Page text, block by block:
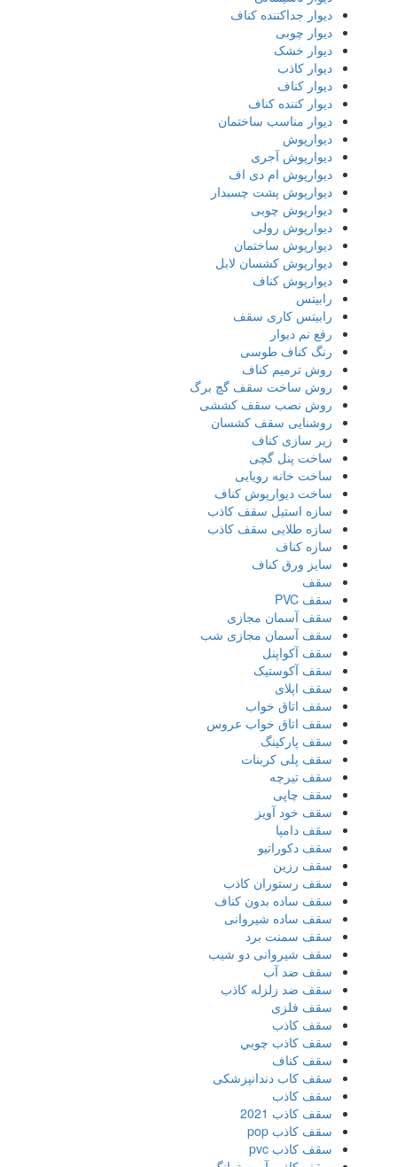
دیوار جداکننده کناف
دیوار چوبی
دیوار خشک
دیوار کاذب
دیوار کناف
دیوار کننده کناف
دیوار مناسب ساختمان
دیوارپوش
دیوارپوش آجری
دیوارپوش ام دی اف
دیوارپوش پشت چسبدار
دیوارپوش چوبی
دیوارپوش رولی
دیوارپوش ساختمان
دیوارپوش کشسان لابل
دیوارپوش کناف
رابیتس
رابیتس کاری سقف
رفع نم دیوار
رنگ کناف طوسی
روش ترمیم کناف
روش ساخت سقف گچ برگ
روش نصب سقف کششی
روشنایی سقف کشسان
زیر سازی کناف
ساخت پنل گچی
ساخت خانه رویایی
ساخت دیوارپوش کناف
سازه استیل سقف کاذب
سازه طلایی سقف کاذب
سازه کناف
سایز ورق کناف
سقف
سقف PVC
سقف آسمان مجازی
سقف آسمان مجازی شب
سقف آکواپنل
سقف آکوستیک
سقف اپلای
سقف اتاق خواب
سقف اتاق خواب عروس
سقف پارکینگ
سقف پلی کربنات
سقف تیرچه
سقف چاپی
سقف خود آویز
سقف دامپا
سقف دکوراتیو
سقف رزین
سقف رستوران کاذب
سقف ساده بدون کناف
سقف ساده شیروانی
سقف سمنت برد
سقف شیروانی دو شیب
سقف ضد آب
سقف ضد زلزله کاذب
سقف فلزی
سقف كاذب
سقف كاذب چوبي
سقف كناف
سقف کاب دندانپزشکی
سقف کاذب
سقف کاذب 2021
سقف کاذب pop
سقف کاذب pvc